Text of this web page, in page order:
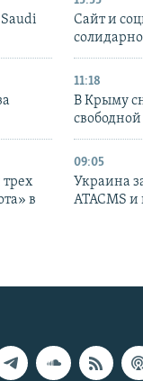
Сайт и
11:18
В Крыму
в
09:05
Украина
ATACMS